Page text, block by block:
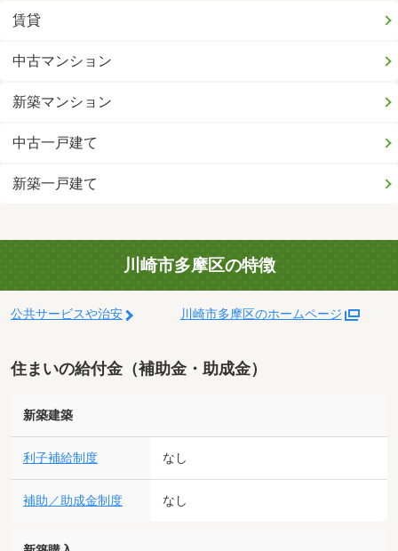
賃貸
中古マンション
新築マンション
中古一戸建て
新築一戸建て
川崎市多摩区の特徴
公共サービスや治安 川崎市多摩区のホームページ
住まいの給付金（補助金・助成金）
新築建築
利子補給制度 なし
補助／助成金制度 なし